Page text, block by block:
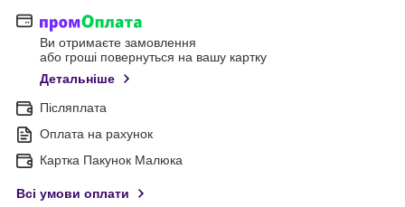
Ви отримаєте замовлення
або гроші повернуться на вашу картку
Детальніше
Післяплата
Оплата на рахунок
Картка Пакунок Малюка
Всі умови оплати